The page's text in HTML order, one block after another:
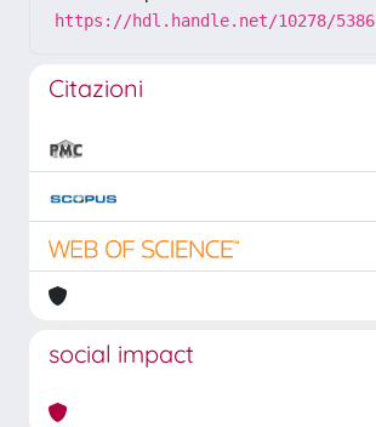
https://hdl.handle.net/10278/5386
Citazioni
social impact